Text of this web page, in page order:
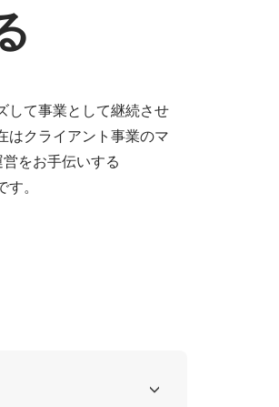
して事業として継続させ
はクライアント事業のマ
をお手伝いする
。